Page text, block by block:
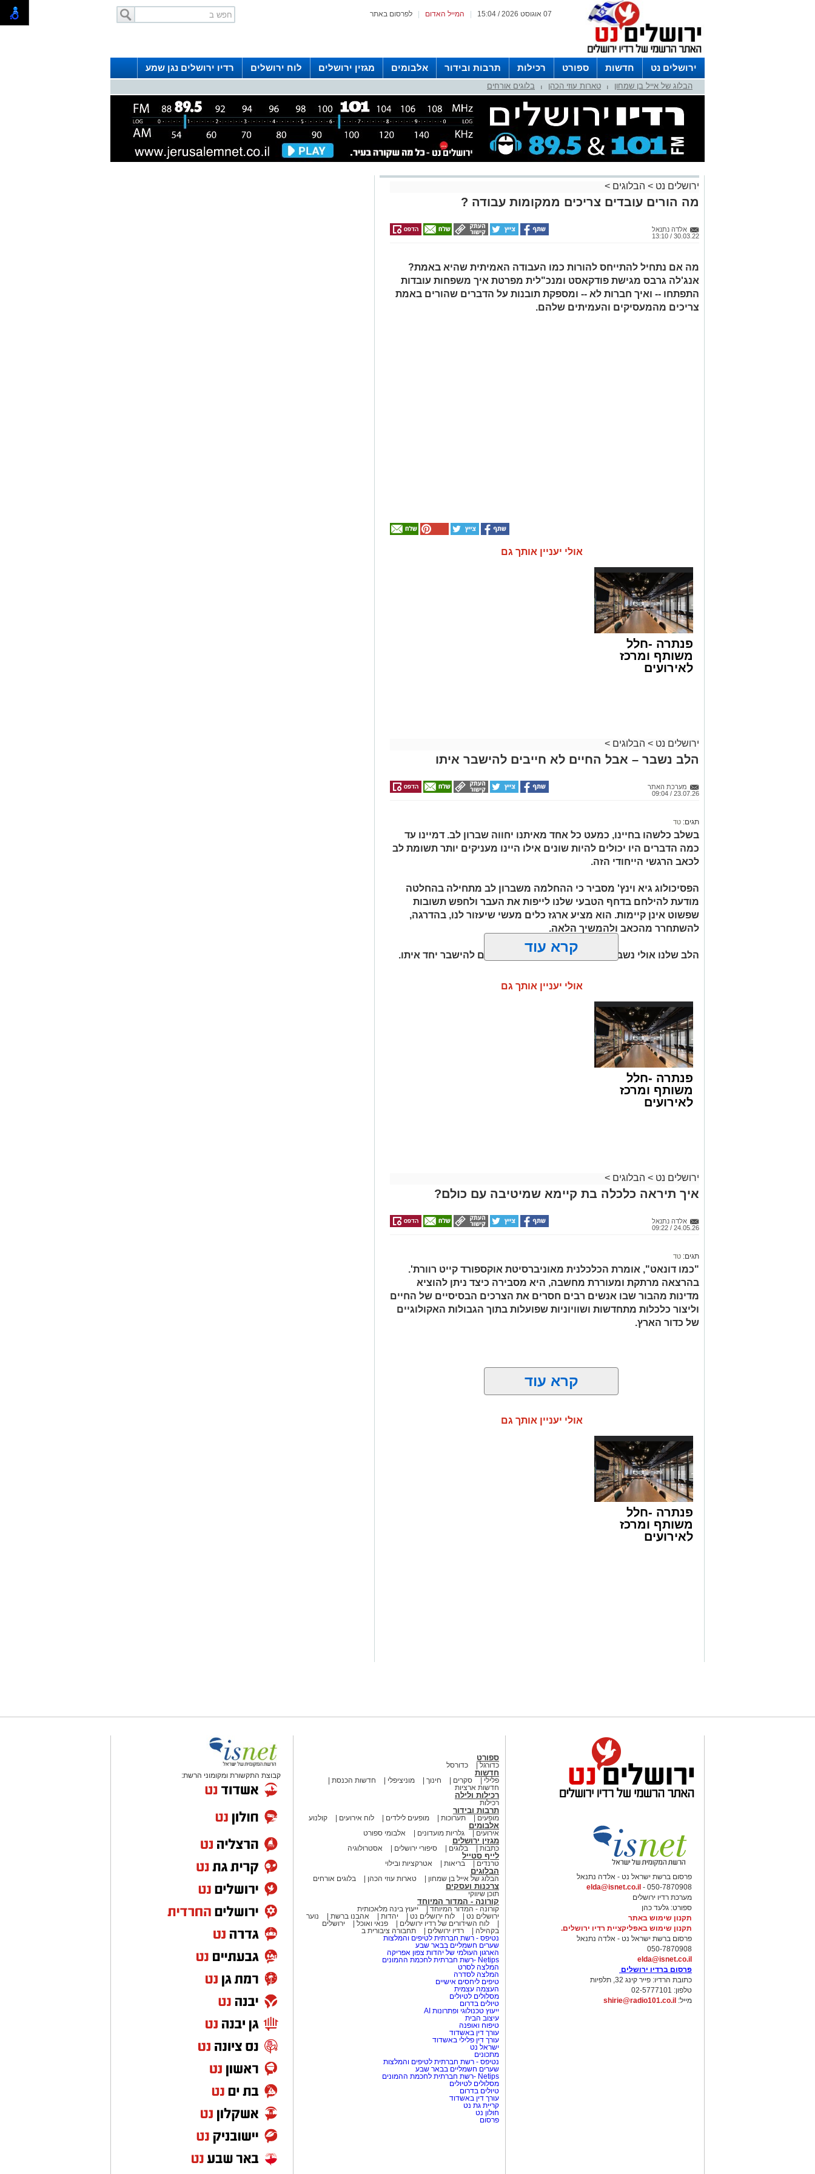
לפרסום באתר המייל האדום 07 אוגוסט 2026 / 15:04
ירושלים נט חדשות ספורט רכילות תרבות ובידור אלבומים מגזין ירושלים לוח ירושלים
רדיו ירושלים נגן שמע
לפרסום ברדיו צרו קשר
לוח שדורים רדיו ירושלים הבלוג של אייל בן שמחון טארות עוזי הכהן בלוגים אורחים
ירושלים נט > הבלוגים >
מה הורים עובדים צריכים ממקומות עבודה ?
אלדה נתנאל
30.03.22 / 13:10
מה אם נתחיל להתייחס להורות כמו העבודה האמיתית שהיא באמת?
אנג'לה גרבס מגישת פודקאסט ומנכ"לית מפרטת איך משפחות עובדות
התפתחו -- ואיך חברות לא -- ומספקת תובנות על הדברים שהורים באמת
צריכים מהמעסיקים והעמיתים שלהם.
אולי יעניין אותך גם
פנתרה -חלל
משותף ומרכז
לאירועים
ירושלים נט > הבלוגים >
הלב נשבר – אבל החיים לא חייבים להישבר איתו
מערכת האתר
23.07.26 / 09:04
תגים: טד
בשלב כלשהו בחיינו, כמעט כל אחד מאיתנו יחווה שברון לב. דמיינו עד
כמה הדברים היו יכולים להיות שונים אילו היינו מעניקים יותר תשומת לב
לכאב הרגשי הייחודי הזה.
הפסיכולוג גיא וינץ' מסביר כי ההחלמה משברון לב מתחילה בהחלטה
מודעת להילחם בדחף הטבעי שלנו לייפות את העבר ולחפש תשובות
שפשוט אינן קיימות. הוא מציע ארגז כלים מעשי שיעזור לנו, בהדרגה,
להשתחרר מהכאב ולהמשיך הלאה.
הלב שלנו אולי נשבר לפעמים, אבל אנחנו לא חייבים להישבר יחד איתו.
קרא עוד
אולי יעניין אותך גם
פנתרה -חלל
משותף ומרכז
לאירועים
ירושלים נט > הבלוגים >
איך תיראה כלכלה בת קיימא שמיטיבה עם כולם?
אלדה נתנאל
24.05.26 / 09:22
תגים: טד
"כמו דונאט", אומרת הכלכלנית מאוניברסיטת אוקספורד קייט רוורת'.
בהרצאה מרתקת ומעוררת מחשבה, היא מסבירה כיצד ניתן להוציא
מדינות מהבור שבו אנשים רבים חסרים את הצרכים הבסיסיים של החיים
וליצור כלכלות מתחדשות ושוויוניות שפועלות בתוך הגבולות האקולוגיים
של כדור הארץ.
קרא עוד
אולי יעניין אותך גם
פנתרה -חלל
משותף ומרכז
לאירועים
פרסום ברשת ישראל נט - אלדה נתנאל
050-7870908 -
elda@isnet.co.il
מערכת רדיו ירושלים
ספורט: גלעד כהן
תקנון שימוש באתר
תקנון שימוש באפליקציית רדיו ירושלים.
פרסום ברשת ישראל נט - אלדה נתנאל
050-7870908
elda@isnet.co.il
פרסום ברדיו ירושלים
כתובת הרדיו: פייר קינג 32, תלפיות
טלפון: 02-5777101
מייל: shirie@radio101.co.il
ספורט
כדורגל כדורסל
חדשות
פלילי סקרים חינוך מוניציפלי
חדשות הכנסת
חדשות ארציות
רכילות ולילה
רכילות
תרבות ובידור
מופעים תערוכות מופעים לילדים לוח אירועים קולנוע
אלבומים
אירועים גלריות מועדונים אלבומי ספורט
מגזין ירושלים
כתבות בלוגים סיפורי ירושלים אסטרולוגיה
לייף סטייל
טרנדים בריאות אטרקציות ובילוי
הבלוגים
הבלוג של אייל בן שמחון טארות עוזי הכהן בלוגים אורחים
צרכנות ועסקים
תוכן שיווקי
קורונה - המדור המיוחד
קורונה - המדור המיוחד
ייעוץ בינה מלאכותית
ירושלים נט
לוח ירושלים נט יהדות אהבנו ברשת
נוער
לוח השידורים של רדיו ירושלים
פנאי ואוכל
ירושלים
בקהילה
רדיו ירושלים
תחבורה ציבורית ב
נטיפס - רשת חברתית לטיפים והמלצות
שערים חשמליים בבאר שבע
הארגון העולמי של יהדות צפון אפריקה
Netips -רשת חברתית לחכמת ההמונים
המלצה לסרט
המלצה לסדרה
טיפים ליחסים אישיים
העצמה עצמית
מסלולים לטיולים
טיולים בדרום
ייעוץ טכנולוגי ופתרונות AI
עיצוב הבית
טיפוח ואופנה
עורך דין באשדוד
עורך דין פלילי באשדוד
ישראל נט
מתכונים
נטיפס - רשת חברתית לטיפים והמלצות
שערים חשמליים בבאר שבע
Netips -רשת חברתית לחכמת ההמונים
מסלולים לטיולים
טיולים בדרום
עורך דין באשדוד
קריית גת נט
חולון נט
פרסום
קבוצת התקשורת ומקומוני הרשת: